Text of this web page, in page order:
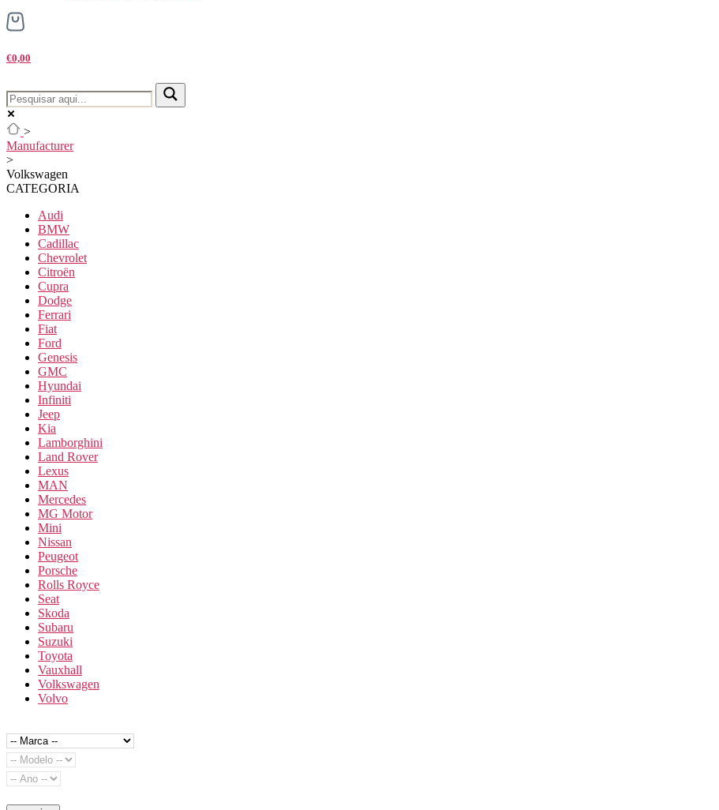
€0,00
>
Manufacturer
>
Volkswagen
CATEGORIA
Audi
BMW
Cadillac
Chevrolet
Citroën
Cupra
Dodge
Ferrari
Fiat
Ford
Genesis
GMC
Hyundai
Infiniti
Jeep
Kia
Lamborghini
Land Rover
Lexus
MAN
Mercedes
MG Motor
Mini
Nissan
Peugeot
Porsche
Rolls Royce
Seat
Skoda
Subaru
Suzuki
Toyota
Vauxhall
Volkswagen
Volvo